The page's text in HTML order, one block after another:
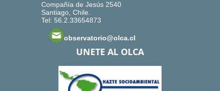
Compañía de Jesús 2540
Santiago, Chile.
Tel: 56.2.33654873
observatorio@olca.cl
UNETE AL OLCA